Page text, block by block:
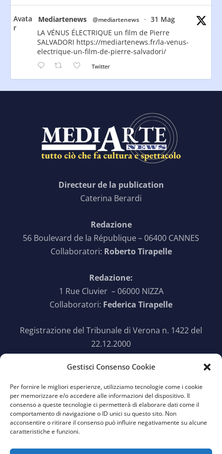
Gestisci Consenso Cookie
Per fornire le migliori esperienze, utilizziamo tecnologie come i cookie
per memorizzare e/o accedere alle informazioni del dispositivo. Il
consenso a queste tecnologie ci permetterà di elaborare dati come il
comportamento di navigazione o ID unici su questo sito. Non
acconsentire o ritirare il consenso può influire negativamente su alcune
caratteristiche e funzioni.
Avata
r
Mediartenews @mediartenews ·
31 Mag
LA VÉNUS ÉLECTRIQUE un film de Pierre
SALVADORI https://mediartenews.fr/la-venus-
electrique-un-film-de-pierre-salvadori/
Twitter
Directeur de la publication
Caterina Berardi
Redazione
56 Boulevard de la République – 06400 CANNES
Collaboratori: Roberto Tirapelle
Redazione:
1 Rue Cluvier – 06000 NIZZA
Collaboratori: Federica Tirapelle
Registrazione del Tribunale di Verona n. 1422 del
22.12.2000
SEGUICI SU TWITTER
